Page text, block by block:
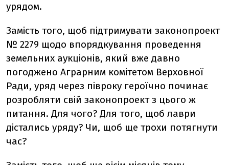
урядом.
Замість того, щоб підтримувати законопроект
№ 2279 щодо впорядкування проведення
земельних аукціонів, який вже давно
погоджено Аграрним комітетом Верховної
Ради, уряд через півроку героїчно починає
розробляти свій законопроект з цього ж
питання. Для чого? Для того, щоб лаври
дістались уряду? Чи, щоб ще трохи потягнути
час?